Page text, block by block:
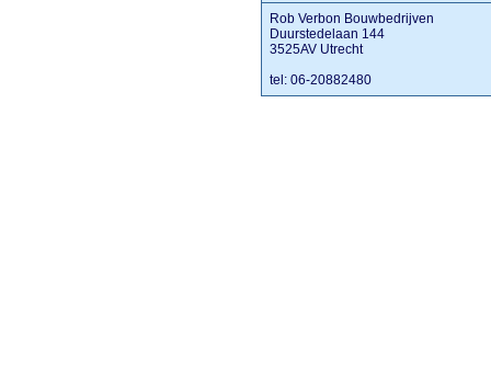
Rob Verbon Bouwbedrijven
Duurstedelaan 144
3525AV Utrecht
tel: 06-20882480